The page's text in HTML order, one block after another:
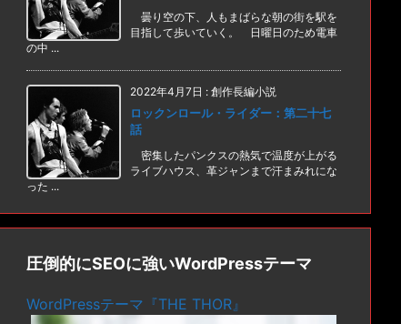
曇り空の下、人もまばらな朝の街を駅を
目指して歩いていく。 日曜日のため電車
の中 ...
2022年4月7日 : 創作長編小説
ロックンロール・ライダー：第二十七
話
密集したパンクスの熱気で温度が上がる
ライブハウス、革ジャンまで汗まみれにな
った ...
圧倒的にSEOに強いWordPressテーマ
WordPressテーマ『THE THOR』